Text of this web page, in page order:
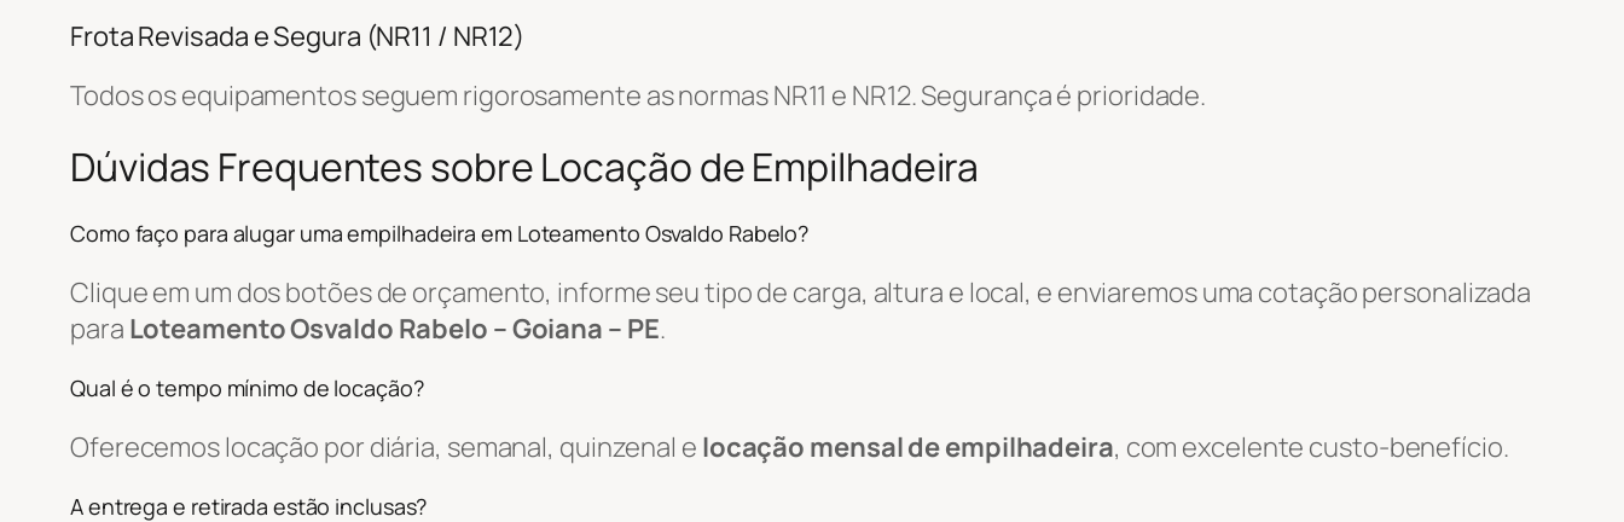
Frota Revisada e Segura (NR11 / NR12)
Todos os equipamentos seguem rigorosamente as normas NR11 e NR12. Segurança é prioridade.
Dúvidas Frequentes sobre Locação de Empilhadeira
Como faço para alugar uma empilhadeira em Loteamento Osvaldo Rabelo?
Clique em um dos botões de orçamento, informe seu tipo de carga, altura e local, e enviaremos uma cotação personalizada
para Loteamento Osvaldo Rabelo – Goiana – PE.
Qual é o tempo mínimo de locação?
Oferecemos locação por diária, semanal, quinzenal e locação mensal de empilhadeira, com excelente custo-benefício.
A entrega e retirada estão inclusas?